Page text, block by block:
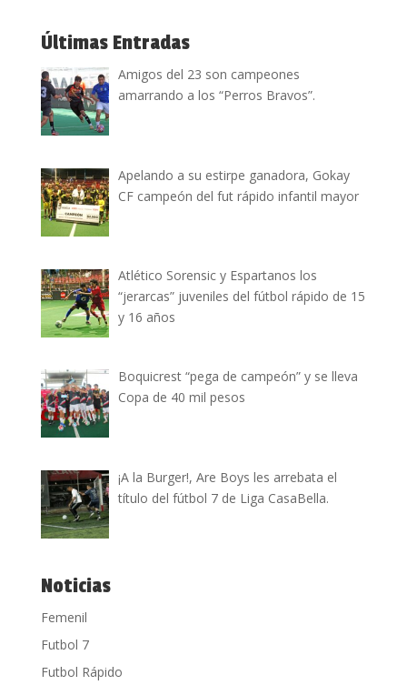
Últimas Entradas
Amigos del 23 son campeones
amarrando a los “Perros Bravos”.
Apelando a su estirpe ganadora, Gokay
CF campeón del fut rápido infantil mayor
Atlético Sorensic y Espartanos los
“jerarcas” juveniles del fútbol rápido de 15
y 16 años
Boquicrest “pega de campeón” y se lleva
Copa de 40 mil pesos
¡A la Burger!, Are Boys les arrebata el
título del fútbol 7 de Liga CasaBella.
Noticias
Femenil
Futbol 7
Futbol Rápido